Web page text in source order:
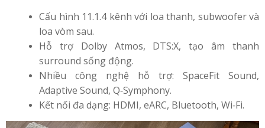
Cấu hình 11.1.4 kênh với loa thanh, subwoofer và
loa vòm sau.
Hỗ trợ Dolby Atmos, DTS:X, tạo âm thanh
surround sống động.
Nhiều công nghệ hỗ trợ: SpaceFit Sound,
Adaptive Sound, Q‑Symphony.
Kết nối đa dạng: HDMI, eARC, Bluetooth, Wi‑Fi.